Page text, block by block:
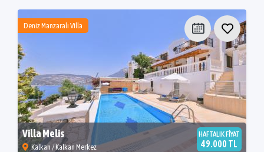
Deniz Manzaralı Villa
Villa Melis
Kalkan / Kalkan Merkez
HAFTALIK FİYAT
49.000 TL